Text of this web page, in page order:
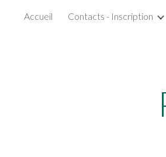
Accueil Contacts - Inscription